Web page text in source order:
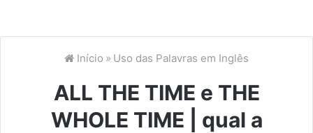
Início » Uso das Palavras em Inglês
ALL THE TIME e THE
WHOLE TIME | qual a